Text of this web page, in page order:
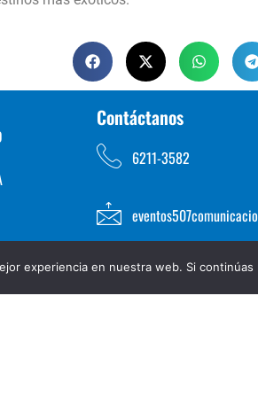
Contáctanos
6211-3582
experiencia en nuestra web. Si